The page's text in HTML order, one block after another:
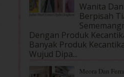
Wanita
Berpisah
Dengan Produk
Banyak Produk
Wujud Dipa...
Meora Dan